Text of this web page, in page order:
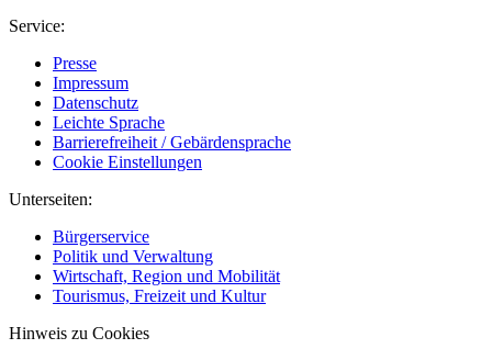
Service:
Presse
Impressum
Datenschutz
Leichte Sprache
Barrierefreiheit / Gebärdensprache
Cookie Einstellungen
Unterseiten:
Bürgerservice
Politik und Verwaltung
Wirtschaft, Region und Mobilität
Tourismus, Freizeit und Kultur
Hinweis zu Cookies